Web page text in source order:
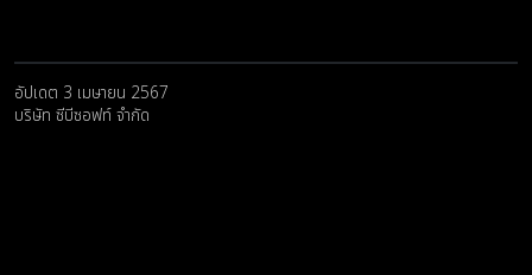
อัปเดต 3 เมษายน 2567
บริษัท ซีบีซอฟท์ จำกัด